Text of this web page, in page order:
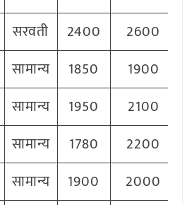
सरवती 2400 2600
सामान्य 1850 1900
सामान्य 1950 2100
सामान्य 1780 2200
सामान्य 1900 2000